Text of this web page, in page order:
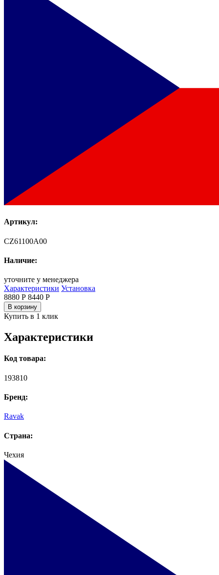
Артикул:
CZ61100A00
Наличие:
уточните у менеджера
Характеристики Установка
8880 Р 8440 Р
В корзину
Купить в 1 клик
Характеристики
Код товара:
193810
Бренд:
Ravak
Страна:
Чехия